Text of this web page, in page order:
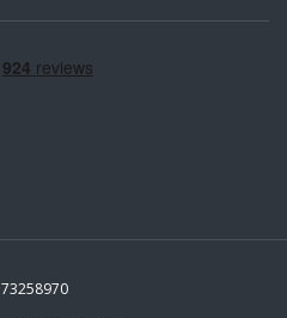
73258970